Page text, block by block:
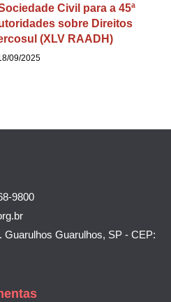
Civil para a 45ª
sobre Direitos
(XLV RAADH)
09/2025
9800
Guarulhos Guarulhos, SP - CEP: